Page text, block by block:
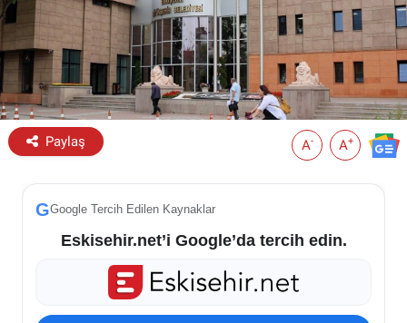
Paylaş A- A+
GGoogle Tercih Edilen Kaynaklar
Eskisehir.net’i Google’da tercih edin.